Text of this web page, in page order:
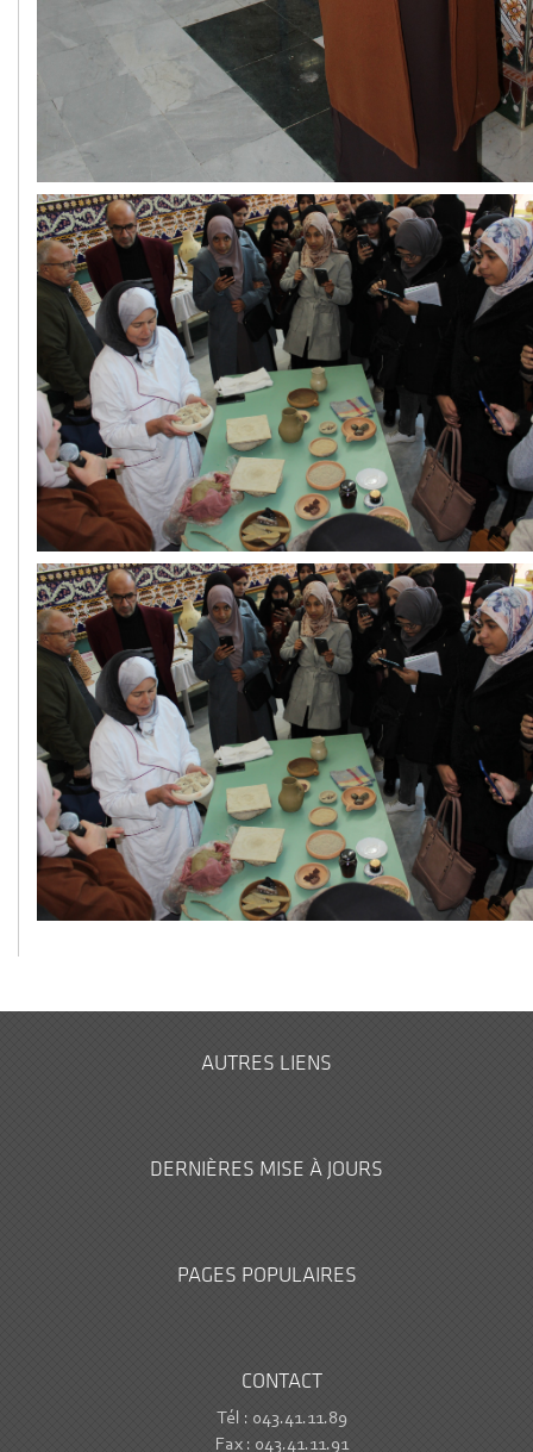
AUTRES LIENS
DERNIÈRES MISE À JOURS
PAGES POPULAIRES
CONTACT
Tél : 043.41.11.89
Fax : 043.41.11.91